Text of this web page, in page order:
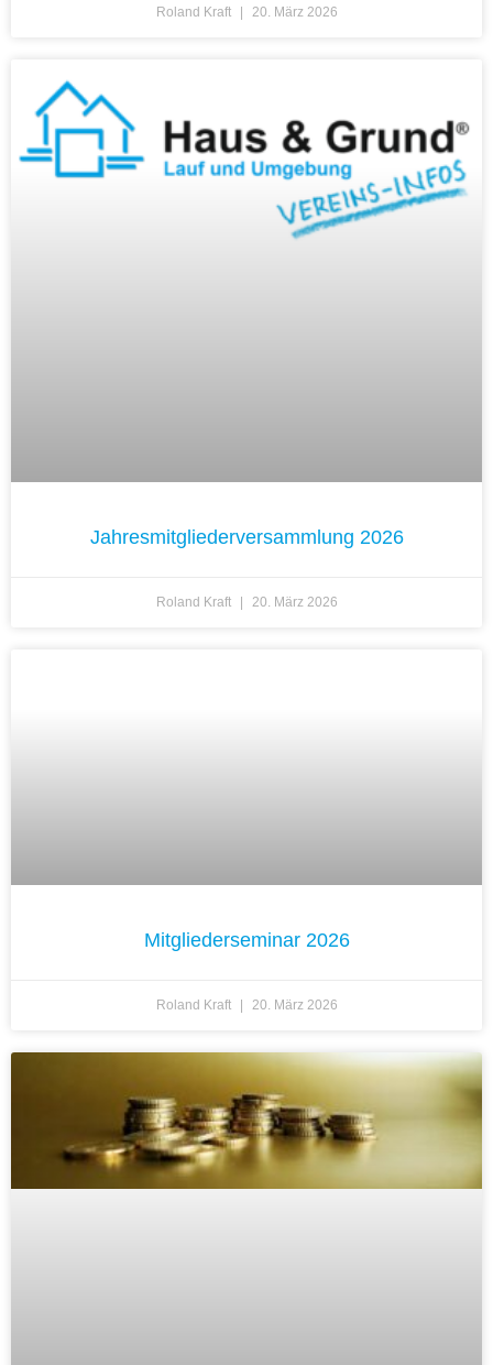
Roland Kraft 20. März 2026
Jahresmitgliederversammlung 2026
Roland Kraft 20. März 2026
Mitgliederseminar 2026
Roland Kraft 20. März 2026